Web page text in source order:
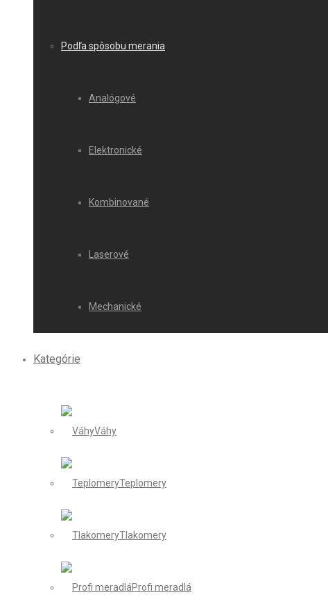
Podľa spôsobu merania
Analógové
Elektronické
Kombinované
Laserové
Mechanické
Kategórie
Váhy
Teplomery
Tlakomery
Profi meradlá